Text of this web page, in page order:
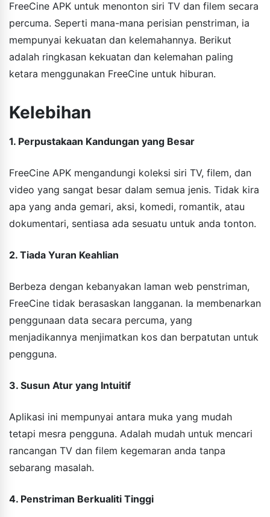
FreeCine APK untuk menonton siri TV dan filem secara
percuma. Seperti mana-mana perisian penstriman, ia
mempunyai kekuatan dan kelemahannya. Berikut
adalah ringkasan kekuatan dan kelemahan paling
ketara menggunakan FreeCine untuk hiburan.
Kelebihan
1. Perpustakaan Kandungan yang Besar
FreeCine APK mengandungi koleksi siri TV, filem, dan
video yang sangat besar dalam semua jenis. Tidak kira
apa yang anda gemari, aksi, komedi, romantik, atau
dokumentari, sentiasa ada sesuatu untuk anda tonton.
2. Tiada Yuran Keahlian
Berbeza dengan kebanyakan laman web penstriman,
FreeCine tidak berasaskan langganan. Ia membenarkan
penggunaan data secara percuma, yang
menjadikannya menjimatkan kos dan berpatutan untuk
pengguna.
3. Susun Atur yang Intuitif
Aplikasi ini mempunyai antara muka yang mudah
tetapi mesra pengguna. Adalah mudah untuk mencari
rancangan TV dan filem kegemaran anda tanpa
sebarang masalah.
4. Penstriman Berkualiti Tinggi